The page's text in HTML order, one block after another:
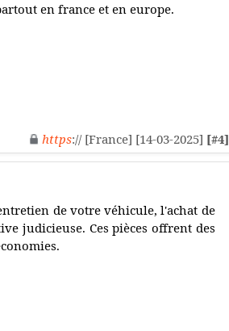
en france et en europe.
https:// [France] [14-03-2025] [#4]
de votre véhicule, l'achat de
judicieuse. Ces pièces offrent des